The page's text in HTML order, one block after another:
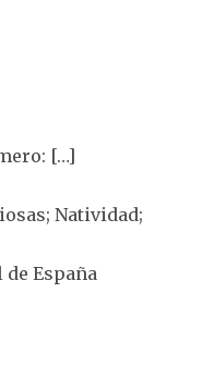
[…]
Natividad;
España